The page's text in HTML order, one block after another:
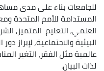
للجامعات بناء على مدى
المستدامة للأمم المتحدة
العلمي, التعليم المتميز,
البيئية والاجتماعية, لإبراز
عالمية مثل الفقر، التغير
لذات البيان.